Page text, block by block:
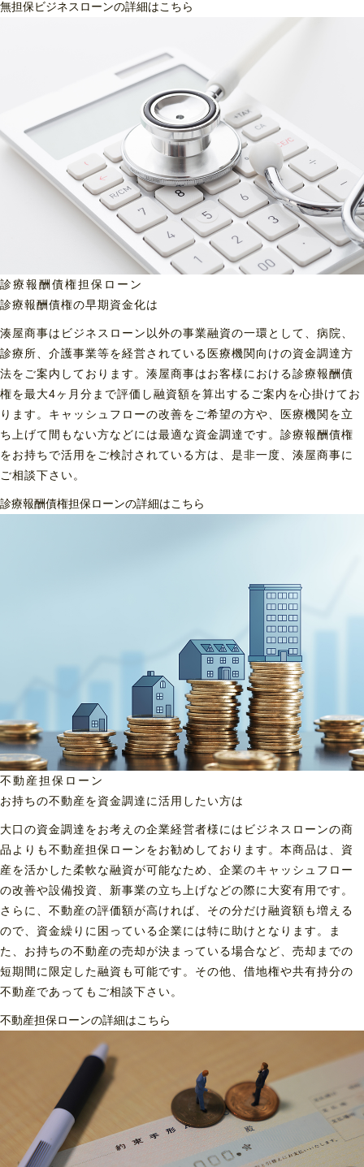
無担保ビジネスローンの詳細はこちら
診療報酬債権担保ローン
診療報酬債権の早期資金化は
湊屋商事はビジネスローン以外の事業融資の一環として、病院、
診療所、介護事業等を経営されている医療機関向けの資金調達方
法をご案内しております。湊屋商事はお客様における診療報酬債
権を最大4ヶ月分まで評価し融資額を算出するご案内を心掛けてお
ります。キャッシュフローの改善をご希望の方や、医療機関を立
ち上げて間もない方などには最適な資金調達です。診療報酬債権
をお持ちで活用をご検討されている方は、是非一度、湊屋商事に
ご相談下さい。
診療報酬債権担保ローンの詳細はこちら
不動産担保ローン
お持ちの不動産を資金調達に活用したい方は
大口の資金調達をお考えの企業経営者様にはビジネスローンの商
品よりも不動産担保ローンをお勧めしております。本商品は、資
産を活かした柔軟な融資が可能なため、企業のキャッシュフロー
の改善や設備投資、新事業の立ち上げなどの際に大変有用です。
さらに、不動産の評価額が高ければ、その分だけ融資額も増える
ので、資金繰りに困っている企業には特に助けとなります。ま
た、お持ちの不動産の売却が決まっている場合など、売却までの
短期間に限定した融資も可能です。その他、借地権や共有持分の
不動産であってもご相談下さい。
不動産担保ローンの詳細はこちら